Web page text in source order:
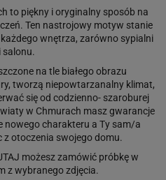
to piękny i oryginalny sposób na
Ten nastrojowy motyw stanie
każdego wnętrza, zarówno sypialni
salonu.
na tle białego obrazu
tworzą niepowtarzanalny klimat,
się od codzienno- szaroburej
w Chmurach masz gwarancje
nowego charakteru a Ty sam/a
z otoczenia swojego domu.
możesz zamówić próbkę w
z wybranego zdjęcia.